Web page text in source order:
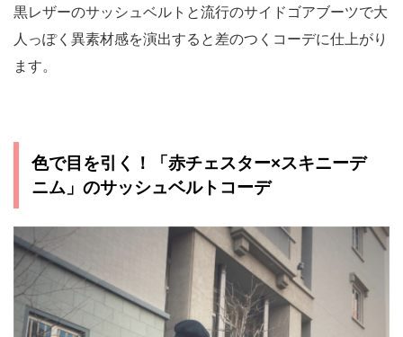
黒レザーのサッシュベルトと流行のサイドゴアブーツで大
人っぽく異素材感を演出すると差のつくコーデに仕上がり
ます。
色で目を引く！「赤チェスター×スキニーデ
ニム」のサッシュベルトコーデ